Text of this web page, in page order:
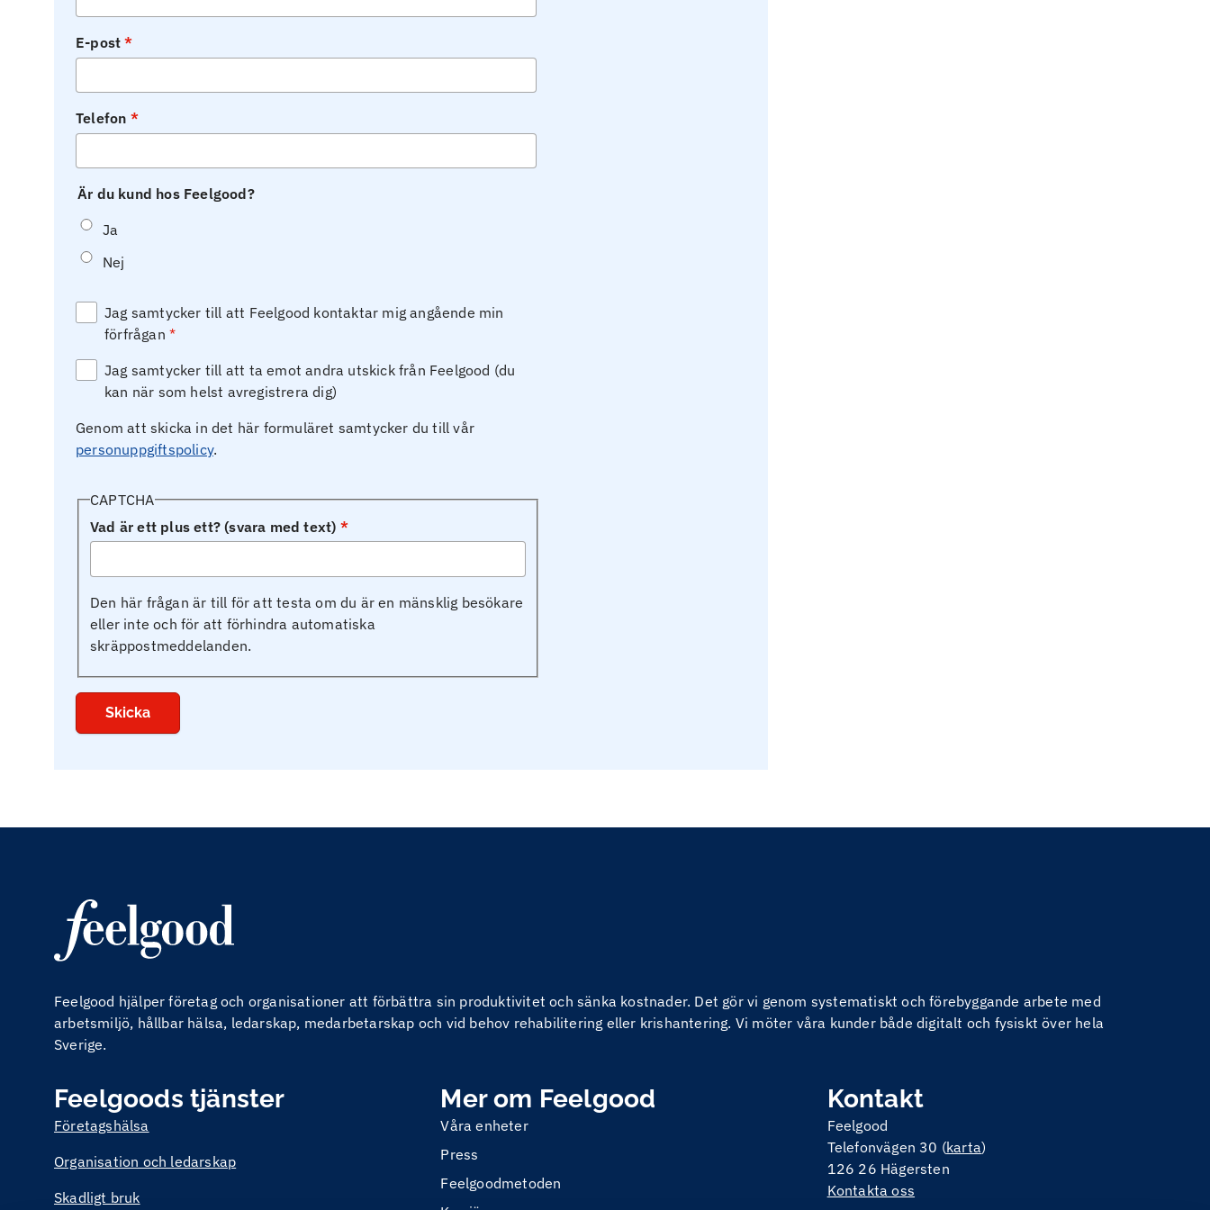
E-post
Telefon
Är du kund hos Feelgood?
Ja
Nej
Jag samtycker till att Feelgood kontaktar mig angående min
förfrågan
Jag samtycker till att ta emot andra utskick från Feelgood (du
kan när som helst avregistrera dig)
Genom att skicka in det här formuläret samtycker du till vår
personuppgiftspolicy.
CAPTCHA
Vad är ett plus ett? (svara med text)
Den här frågan är till för att testa om du är en mänsklig besökare
eller inte och för att förhindra automatiska
skräppostmeddelanden.
Feelgood hjälper företag och organisationer att förbättra sin produktivitet och sänka kostnader. Det gör vi genom systematiskt och förebyggande arbete med
arbetsmiljö, hållbar hälsa, ledarskap, medarbetarskap och vid behov rehabilitering eller krishantering. Vi möter våra kunder både digitalt och fysiskt över hela
Sverige.
Feelgoods tjänster
Företagshälsa
Organisation och ledarskap
Skadligt bruk
Mer om Feelgood
Våra enheter
Press
Feelgoodmetoden
Kontakt
Feelgood
Telefonvägen 30 (karta)
126 26 Hägersten
Kontakta oss